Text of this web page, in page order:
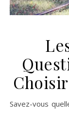
Savez-vous quelles questions aborder avec la nounou en